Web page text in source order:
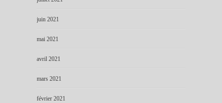
juin 2021
mai 2021
avril 2021
mars 2021
février 2021